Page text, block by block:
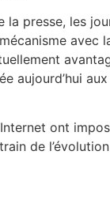
la presse, les
avec
aujourd’hui
ont
de